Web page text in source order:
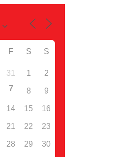
F S S
31 1 2
7 8 9
14 15 16
21 22 23
28 29 30